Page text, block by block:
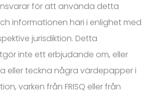
för att använda detta
informationen häri i enlighet med
jurisdiktion. Detta
inte ett erbjudande om, eller
eller teckna några värdepapper i
varken från FRISQ eller från